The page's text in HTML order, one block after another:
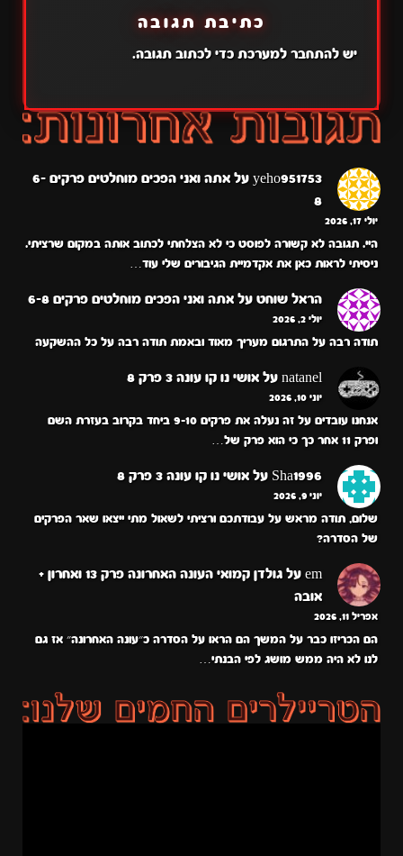
כתיבת תגובה
יש להתחבר למערכתכדי לכתוב תגובה.
yeho951753 על
אתה ואני הפכים מוחלטים פרקים 6-
8
יולי 17, 2026
היי. תגובה לא קשורה לפוסט כי לא הצלחתי לכתוב אותה במקום שרציתי.
ניסיתי לראות כאן את אקדמיית הגיבורים שלי עוד…
הראל שוחט על אתה ואני הפכים מוחלטים פרקים 6-8
יולי 2, 2026
תודה רבה על התרגום מעריך מאוד ובאמת תודה רבה על כל ההשקעה
natanel על אושי נו קו עונה 3 פרק 8
יוני 10, 2026
אנחנו עובדים על זה נעלה את פרקים 9-10 ביחד בקרוב בעזרת השם
ופרק 11 אחר כך כי הוא פרק של…
Sha1996 על אושי נו קו עונה 3 פרק 8
יוני 9, 2026
שלום, תודה מראש על עבודתכם ורציתי לשאול מתי ייצאו שאר הפרקים
של הסדרה?
em על
גולדן קמואי העונה האחרונה פרק 13 ואחרון +
אובה
אפריל 11, 2026
הם הכריזו כבר על המשך הם הראו על הסדרה כ״עונה האחרונה״ אז גם
לנו לא היה ממש מושג לפי הבנתי…